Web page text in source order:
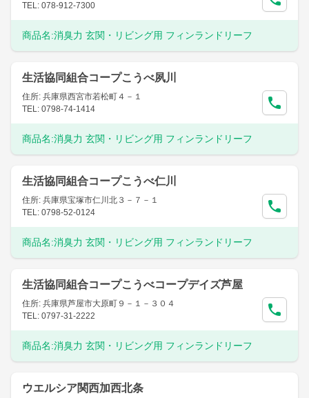
TEL: 078-912-7300
商品名:消臭力 玄関・リビング用 フィンランドリーフ
生活協同組合コープこうべ夙川
住所: 兵庫県西宮市若松町４－１
TEL: 0798-74-1414
商品名:消臭力 玄関・リビング用 フィンランドリーフ
生活協同組合コープこうべ仁川
住所: 兵庫県宝塚市仁川北３－７－１
TEL: 0798-52-0124
商品名:消臭力 玄関・リビング用 フィンランドリーフ
生活協同組合コープこうべコープデイズ芦屋
住所: 兵庫県芦屋市大原町９－１－３０４
TEL: 0797-31-2222
商品名:消臭力 玄関・リビング用 フィンランドリーフ
ウエルシア関西加西北条